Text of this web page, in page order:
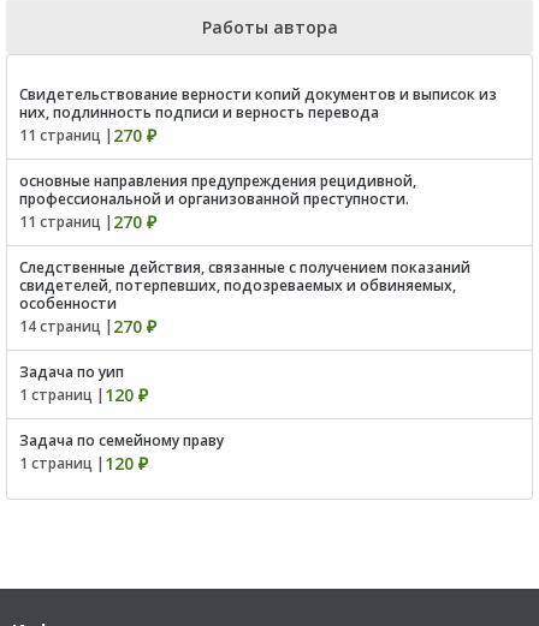
Работы автора
Свидетельствование верности копий документов и выписок из
них, подлинность подписи и верность перевода
11 страниц | 270 ₽
основные направления предупреждения рецидивной,
профессиональной и организованной преступности.
11 страниц | 270 ₽
Следственные действия, связанные с получением показаний
свидетелей, потерпевших, подозреваемых и обвиняемых,
особенности
14 страниц | 270 ₽
Задача по уип
1 страниц | 120 ₽
Задача по семейному праву
1 страниц | 120 ₽